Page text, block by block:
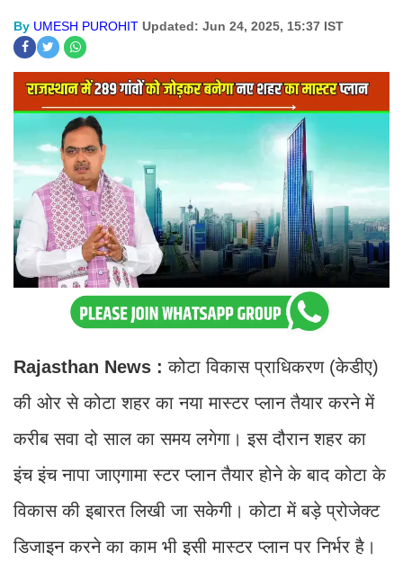
By UMESH PUROHIT Updated: Jun 24, 2025, 15:37 IST
Rajasthan News : कोटा विकास प्राधिकरण (केडीए)
की ओर से कोटा शहर का नया मास्टर प्लान तैयार करने में
करीब सवा दो साल का समय लगेगा। इस दौरान शहर का
इंच इंच नापा जाएगामा स्टर प्लान तैयार होने के बाद कोटा के
विकास की इबारत लिखी जा सकेगी। कोटा में बड़े प्रोजेक्ट
डिजाइन करने का काम भी इसी मास्टर प्लान पर निर्भर है।